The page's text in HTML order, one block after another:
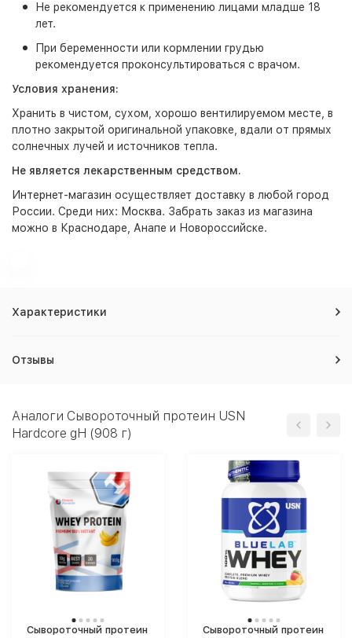
Не рекомендуется к применению лицами младше 18
лет.
При беременности или кормлении грудью
рекомендуется проконсультироваться с врачом.
Условия хранения:
Хранить в чистом, сухом, хорошо вентилируемом месте, в
плотно закрытой оригинальной упаковке, вдали от прямых
солнечных лучей и источников тепла.
Не является лекарственным средством.
Интернет-магазин осуществляет доставку в любой город
России. Среди них: Москва. Забрать заказ из магазина
можно в Краснодаре, Анапе и Новороссийске.
Характеристики
Отзывы
Аналоги Сывороточный протеин USN
Hardcore gH (908 г)
Сывороточный протеин
Сывороточный протеин